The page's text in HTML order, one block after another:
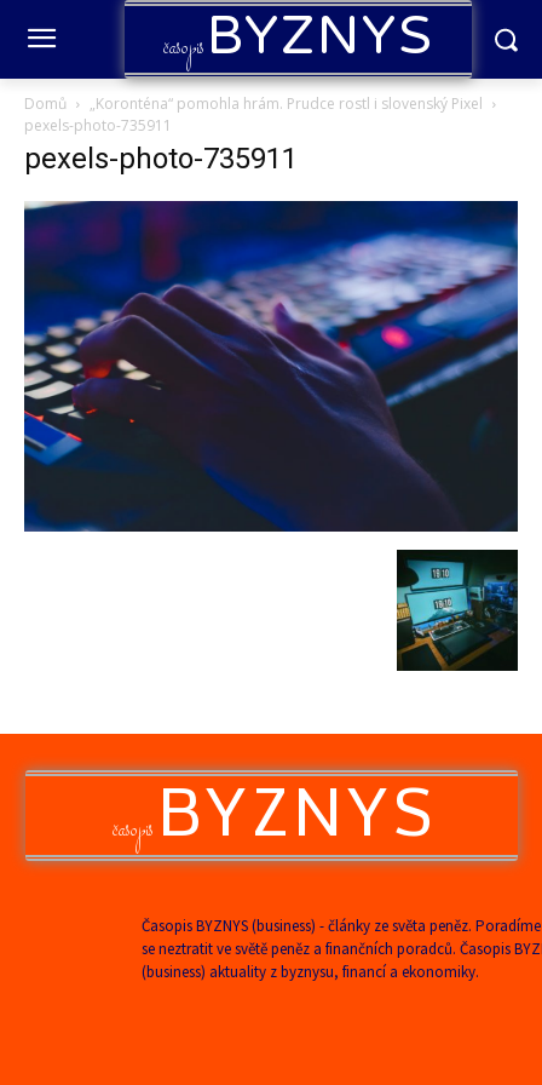
časopisBYZNYS
Domů
„Koronténa“ pomohla hrám. Prudce rostl i slovenský Pixel
pexels-photo-735911
pexels-photo-735911
časopisBYZNYS
Časopis BYZNYS (business) - články ze světa peněz.
se neztratit ve světě peněz a finančních poradců. Časopis
(business) aktuality z byznysu, financí a ekonomiky.